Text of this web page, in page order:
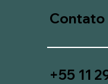
Contato
+55 11